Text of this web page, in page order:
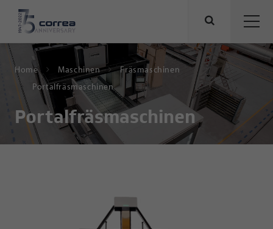
Home Maschinen
Fräsmaschinen
Portalfräsmaschinen
Portalfräsmaschinen